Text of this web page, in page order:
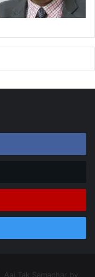
Aaj Tak Samachar by